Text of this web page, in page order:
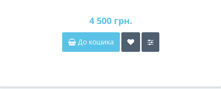
4 500 грн.
До кошика